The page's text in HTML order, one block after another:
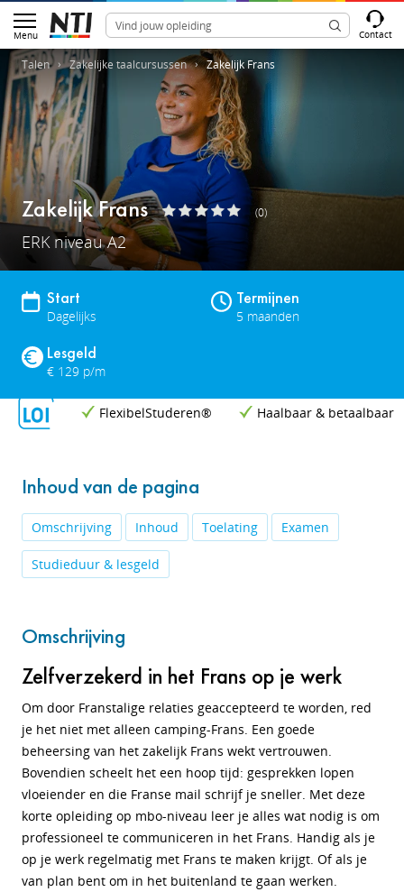
Menu Contact
Talen Zakelijke taalcursussen Zakelijk Frans
Zakelijk Frans (0)
ERK niveau A2
Start
Dagelijks
Termijnen
5 maanden
Lesgeld
€ 129 p/m
FlexibelStuderen® Haalbaar & betaalbaar
Inhoud van de pagina
Omschrijving Inhoud Toelating Examen
Studieduur & lesgeld
Omschrijving
Zelfverzekerd in het Frans op je werk
Om door Franstalige relaties geaccepteerd te worden, red
je het niet met alleen camping-Frans. Een goede
beheersing van het zakelijk Frans wekt vertrouwen.
Bovendien scheelt het een hoop tijd: gesprekken lopen
vloeiender en die Franse mail schrijf je sneller. Met deze
korte opleiding op mbo-niveau leer je alles wat nodig is om
professioneel te communiceren in het Frans. Handig als je
op je werk regelmatig met Frans te maken krijgt. Of als je
van plan bent om in het buitenland te gaan werken.